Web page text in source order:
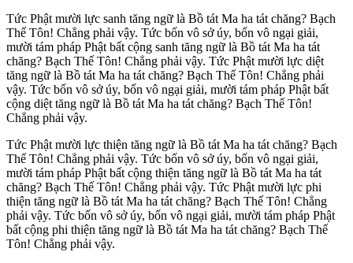
Tức Phật mười lực sanh tăng ngữ là Bồ tát Ma ha tát chăng? Bạch
Thế Tôn! Chẳng phải vậy. Tức bốn vô sở úy, bốn vô ngại giải,
mười tám pháp Phật bất cộng sanh tăng ngữ là Bồ tát Ma ha tát
chăng? Bạch Thế Tôn! Chẳng phải vậy. Tức Phật mười lực diệt
tăng ngữ là Bồ tát Ma ha tát chăng? Bạch Thế Tôn! Chẳng phải
vậy. Tức bốn vô sở úy, bốn vô ngại giải, mười tám pháp Phật bất
cộng diệt tăng ngữ là Bồ tát Ma ha tát chăng? Bạch Thế Tôn!
Chẳng phải vậy.
Tức Phật mười lực thiện tăng ngữ là Bồ tát Ma ha tát chăng? Bạch
Thế Tôn! Chẳng phải vậy. Tức bốn vô sở úy, bốn vô ngại giải,
mười tám pháp Phật bất cộng thiện tăng ngữ là Bồ tát Ma ha tát
chăng? Bạch Thế Tôn! Chẳng phải vậy. Tức Phật mười lực phi
thiện tăng ngữ là Bồ tát Ma ha tát chăng? Bạch Thế Tôn! Chẳng
phải vậy. Tức bốn vô sở úy, bốn vô ngại giải, mười tám pháp Phật
bất cộng phi thiện tăng ngữ là Bồ tát Ma ha tát chăng? Bạch Thế
Tôn! Chẳng phải vậy.